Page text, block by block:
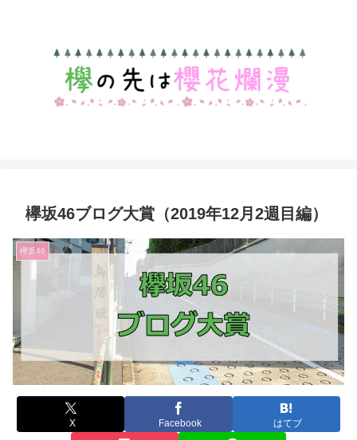
欅坂46ブログ大賞（2019年12月2週目編）
欅坂46
X Facebook はてブ